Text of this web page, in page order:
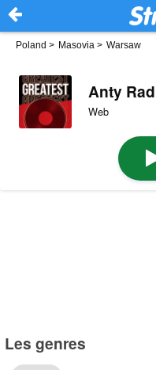
Poland > Masovia > Warsaw
Anty
Web
Les genres